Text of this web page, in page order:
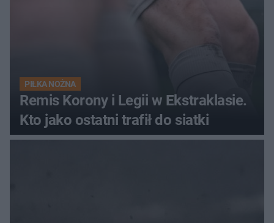
PIŁKA NOŻNA
Remis Korony i Legii w Ekstraklasie.
Kto jako ostatni trafił do siatki